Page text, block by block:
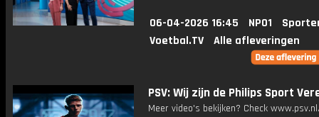
06-04-2026 16:45 NPO1
Voetbal.TV
Alle afleveringen
PSV: Wij zijn de Philips Sport
Meer video's bekijken? Check